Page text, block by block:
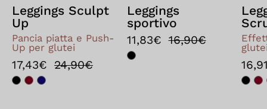
Leggings Sculpt
Up
Pancia piatta e Push-
Up per glutei
17,43€ 24,90€
Leggings
sportivo
11,83€ 16,90€